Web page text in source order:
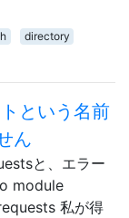
directory
という名前
ん
と、エラー
module
私が得